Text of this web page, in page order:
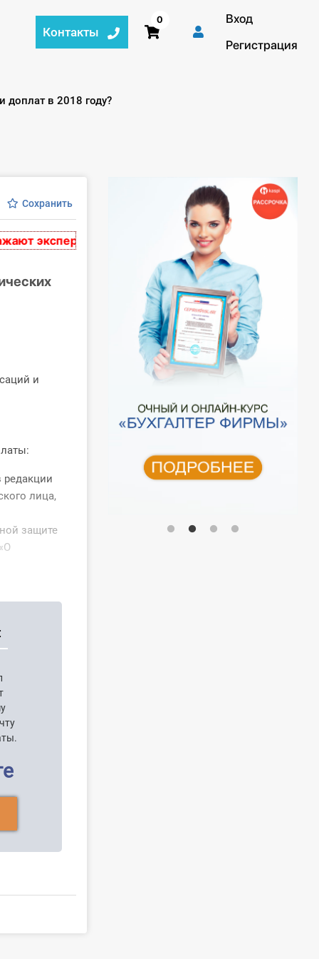
Контакты
0
Вход
Регистрация
доплат в 2018 году?
Сохранить
мнение и носят рекомендательный
и
редакции
лица,
защите